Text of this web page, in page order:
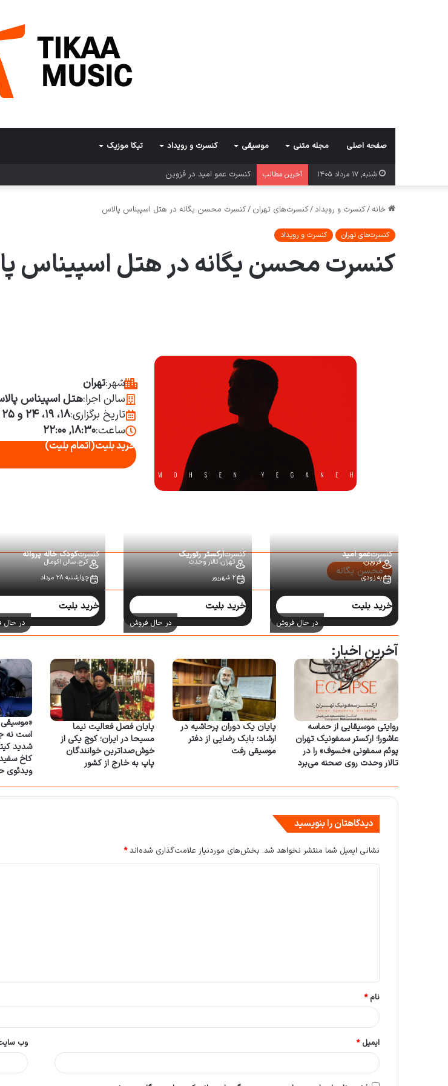
صفحه اصلی مجله متنی موسیقی کنسرت و رویداد تیکا موزیک
شنبه, ۱۷ مرداد ۱۴۰۵ آخرین مطالب کنسرت عمو امید در قزوین
خانه /کنسرت و رویداد/کنسرت‌های تهران /کنسرت محسن یگانه در هتل اسپیناس پالاس
کنسرت‌های تهران کنسرت و رویداد
کنسرت محسن یگانه در هتل اسپیناس
شهر:تهران
سالن اجرا:هتل اسپیناس
تاریخ برگزاری:۱۸، ۱۹، ۲۴ و ۲۵ آذر
ساعت:۱۸:۳۰, ۲۲:۰۰
خرید بلیت(اتمام بلیت)
محسن یگانه
سایر کنسرت‌ها:
کنسرتعمو امید
قزوین،
به زودی
خرید بلیت
در حال فروش
کنسرتارکستر رتوریک
تهران،تالار وحدت
۲ شهریور
خرید بلیت
در حال فروش
کنسرتکودک خاله پروانه
کرج،سالن اکومال
چهارشنبه ۲۸ مرداد
خرید بلیت
در حال
آخرین اخبار:
روایتی موسیقایی از حماسه
عاشورا؛ ارکستر سمفونیک تهران
پوئم سمفونی «خسوف» را در
تالار وحدت روی صحنه می‌برد
پایان یک دوران پرحاشیه در
ارشاد؛ بابک رضایی از دفتر
موسیقی رفت
پایان فصل فعالیت نیما
مسیحا در ایران؛ کوچ یکی از
خوش‌صداترین خوانندگان
پاپ به خارج از کشور
است نه
شدید
کاخ
ویدئوی
دیدگاهتان را بنویسید
نشانی ایمیل شما منتشر نخواهد شد. بخش‌های موردنیاز علامت‌گذاری شده‌اند*
*
نام*
ایمیل* وب‌